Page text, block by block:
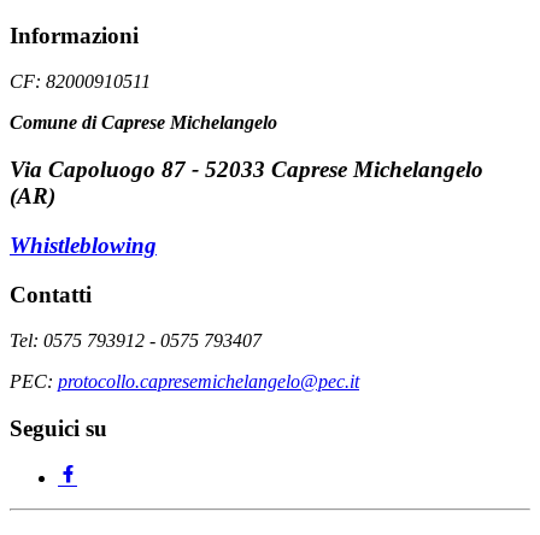
Informazioni
CF: 82000910511
Comune di Caprese Michelangelo
Via Capoluogo 87 - 52033 Caprese Michelangelo
(AR)
Whistleblowing
Contatti
Tel: 0575 793912 - 0575 793407
PEC: protocollo.capresemichelangelo@pec.it
Seguici su